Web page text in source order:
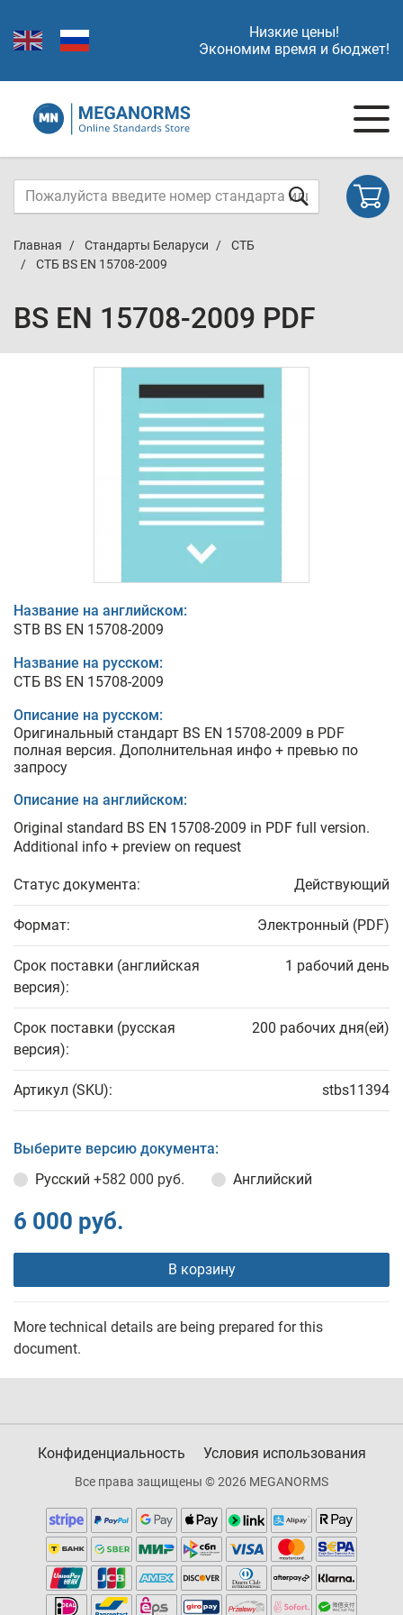
Низкие цены!
Экономим время и бюджет!
Главная Стандарты Беларуси
СТБ
СТБ BS EN 15708-2009
BS EN 15708-2009 PDF
Название на английском:
STB BS EN 15708-2009
Название на русском:
СТБ BS EN 15708-2009
Описание на русском:
Оригинальный стандарт BS EN 15708-2009 в PDF
полная версия. Дополнительная инфо + превью по
запросу
Описание на английском:
Original standard BS EN 15708-2009 in PDF full version.
Additional info + preview on request
Статус документа: Действующий
Формат: Электронный (PDF)
Срок поставки (английская
версия):
1 рабочий день
Срок поставки (русская
версия):
200 рабочих дня(ей)
Артикул (SKU): stbs11394
Выберите версию документа:
Русский +582 000 руб. Английский
6 000 руб.
В корзину
More technical details are being prepared for this
document.
Конфиденциальность Условия использования
Все права защищены © 2026 MEGANORMS